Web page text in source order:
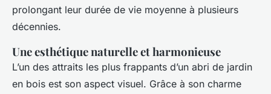
prolongant leur durée de vie moyenne à plusieurs
décennies.
Une esthétique naturelle et harmonieuse
L’un des attraits les plus frappants d’un abri de jardin
en bois est son aspect visuel. Grâce à son charme